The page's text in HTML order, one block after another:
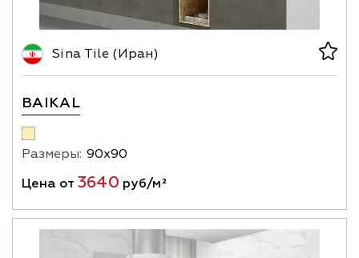
Sina Tile (Иран)
BAIKAL
Размеры: 90х90
Цена от 3640 руб/м²